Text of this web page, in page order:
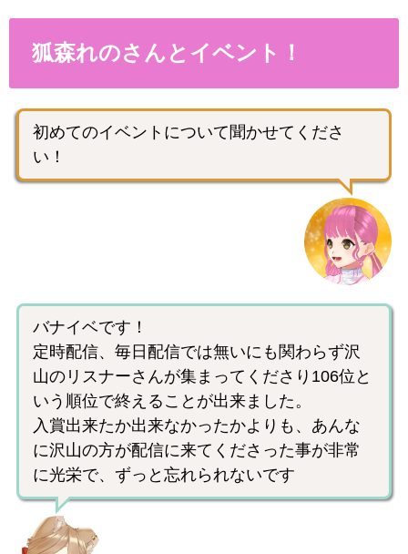
狐森れのさんとイベント！
初めてのイベントについて聞かせてくださ
い！
バナイベです！
定時配信、毎日配信では無いにも関わらず沢
山のリスナーさんが集まってくださり106位と
いう順位で終えることが出来ました。
入賞出来たか出来なかったかよりも、あんな
に沢山の方が配信に来てくださった事が非常
に光栄で、ずっと忘れられないです